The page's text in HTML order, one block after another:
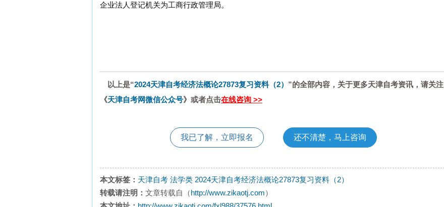
企业法人登记机关为工商行政管理局。
以上是“2024天津自考经济法概论27873复习资料（2） ”的全部内容，关于更多天津自考资讯，请关注
《天津自考网微信公众号》或者点击在线咨询 >>
我已了解，立即报名 还不清楚，马上咨询
本文标签： 天津自考 法学类 2024天津自考经济法概论27873复习资料（2）
转载请注明： 文章转载自（http://www.zikaotj.com）